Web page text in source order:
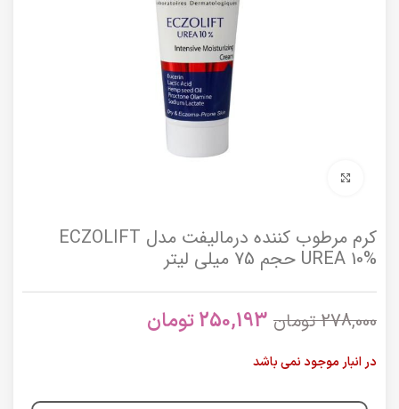
کرم مرطوب کننده درمالیفت مدل ECZOLIFT
UREA 10% حجم 75 میلی لیتر
278,000 تومان 250,193تومان
در انبار موجود نمی باشد